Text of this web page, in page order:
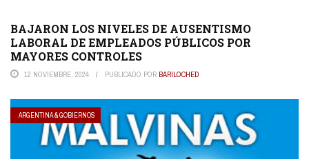
BAJARON LOS NIVELES DE AUSENTISMO
LABORAL DE EMPLEADOS PÚBLICOS POR
MAYORES CONTROLES
12 NOVIEMBRE, 2024 PUBLICADO POR BARILOCHED
ARGENTINA & GOBIERNOS